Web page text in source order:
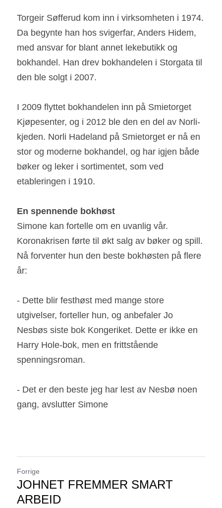
Torgeir Søfferud kom inn i virksomheten i 1974.
Da begynte han hos svigerfar, Anders Hidem,
med ansvar for blant annet lekebutikk og
bokhandel. Han drev bokhandelen i Storgata til
den ble solgt i 2007.
I 2009 flyttet bokhandelen inn på Smietorget
Kjøpesenter, og i 2012 ble den en del av Norli-
kjeden. Norli Hadeland på Smietorget er nå en
stor og moderne bokhandel, og har igjen både
bøker og leker i sortimentet, som ved
etableringen i 1910.
En spennende bokhøst
Simone kan fortelle om en uvanlig vår.
Koronakrisen førte til økt salg av bøker og spill.
Nå forventer hun den beste bokhøsten på flere
år:
- Dette blir festhøst med mange store
utgivelser, forteller hun, og anbefaler Jo
Nesbøs siste bok Kongeriket. Dette er ikke en
Harry Hole-bok, men en frittstående
spenningsroman.
- Det er den beste jeg har lest av Nesbø noen
gang, avslutter Simone
Forrige
JOHNET FREMMER SMART
ARBEID